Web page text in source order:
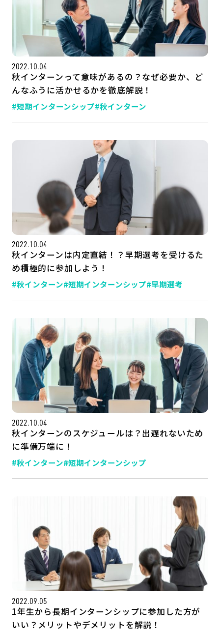
2022.10.04
秋インターンって意味があるの？なぜ必要か、ど
んなふうに活かせるかを徹底解説！
#短期インターンシップ#秋インターン
2022.10.04
秋インターンは内定直結！？早期選考を受けるた
め積極的に参加しよう！
#秋インターン#短期インターンシップ#早期選考
2022.10.04
秋インターンのスケジュールは？出遅れないため
に準備万端に！
#秋インターン#短期インターンシップ
2022.09.05
1年生から長期インターンシップに参加した方が
いい？メリットやデメリットを解説！